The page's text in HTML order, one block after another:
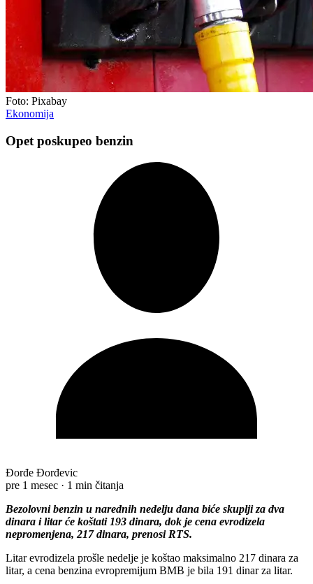
Foto: Pixabay
Ekonomija
Opet poskupeo benzin
Đorđe Đorđevic
pre 1 mesec · 1 min čitanja
Bezolovni benzin u narednih nedelju dana biće skuplji za dva
dinara i litar će koštati 193 dinara, dok je cena evrodizela
nepromenjena, 217 dinara, prenosi RTS.
Litar evrodizela prošle nedelje je koštao maksimalno 217 dinara za
litar, a cena benzina evropremijum BMB je bila 191 dinar za litar.